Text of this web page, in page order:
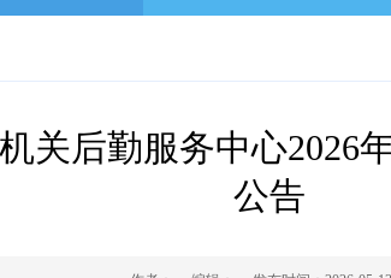
关后勤服务中心2026
公告